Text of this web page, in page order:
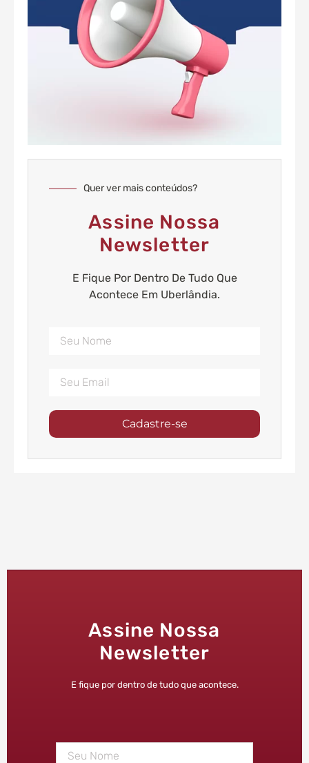
Quer ver mais conteúdos?
Assine Nossa
Newsletter
E Fique Por Dentro De Tudo Que
Acontece Em Uberlândia.
Cadastre-se
Assine Nossa
Newsletter
E fique por dentro de tudo que acontece.